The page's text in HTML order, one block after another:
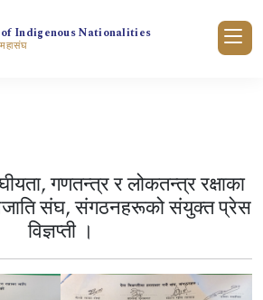
Indigenous Nationalities
गणतन्त्र र लोकतन्त्र रक्षाका
संघ, संगठनहरूको संयुक्त प्रेस
विज्ञप्ती ।